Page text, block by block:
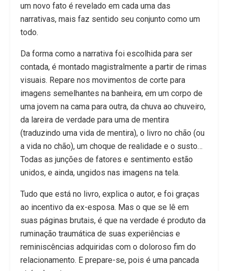
um novo fato é revelado em cada uma das
narrativas, mais faz sentido seu conjunto como um
todo.
Da forma como a narrativa foi escolhida para ser
contada, é montado magistralmente a partir de rimas
visuais. Repare nos movimentos de corte para
imagens semelhantes na banheira, em um corpo de
uma jovem na cama para outra, da chuva ao chuveiro,
da lareira de verdade para uma de mentira
(traduzindo uma vida de mentira), o livro no chão (ou
a vida no chão), um choque de realidade e o susto…
Todas as junções de fatores e sentimento estão
unidos, e ainda, ungidos nas imagens na tela.
Tudo que está no livro, explica o autor, e foi graças
ao incentivo da ex-esposa. Mas o que se lê em
suas páginas brutais, é que na verdade é produto da
ruminação traumática de suas experiências e
reminiscências adquiridas com o doloroso fim do
relacionamento. E prepare-se, pois é uma pancada